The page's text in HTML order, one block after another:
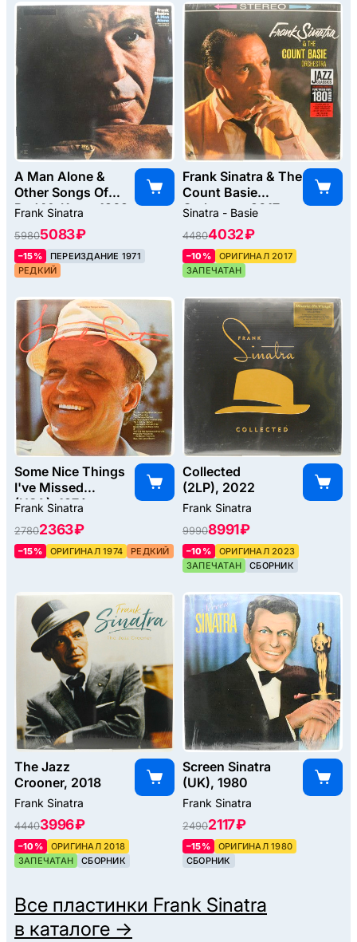
A Man Alone &
Other Songs Of
Rod McKuen, 1969
Frank Sinatra
59805083 ₽
–15%
ПЕРЕИЗДАНИЕ 1971
РЕДКИЙ
Frank Sinatra & The
Count Basie
Orchestra, 2017
Sinatra - Basie
44804032 ₽
–10%
ОРИГИНАЛ 2017
ЗАПЕЧАТАН
Some Nice Things
I've Missed
(USA), 1974
Frank Sinatra
27802363 ₽
–15% ОРИГИНАЛ 1974 РЕДКИЙ
Collected
(2LP), 2022
Frank Sinatra
99908991 ₽
–10%
ОРИГИНАЛ 2023
ЗАПЕЧАТАН
СБОРНИК
The Jazz
Crooner, 2018
Frank Sinatra
44403996 ₽
–10%
ОРИГИНАЛ 2018
ЗАПЕЧАТАН
СБОРНИК
Screen Sinatra
(UK), 1980
Frank Sinatra
24902117 ₽
–15%
ОРИГИНАЛ 1980
СБОРНИК
Все пластинки Frank Sinatra
в каталоге →